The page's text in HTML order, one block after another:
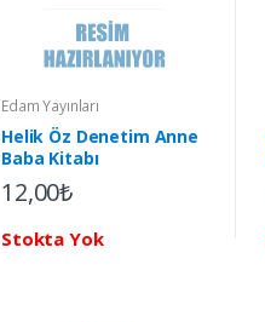
Edam Yayınları
Helik Öz Denetim Anne
Baba Kitabı
12,00₺
Stokta Yok